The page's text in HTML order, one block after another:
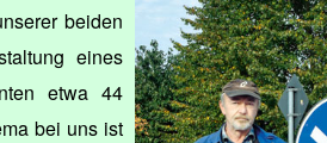
beiden
eines
etwa 44
bei uns ist